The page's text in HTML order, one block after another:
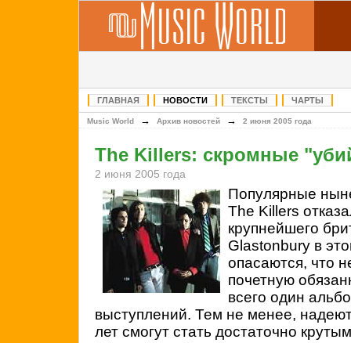
ГЛАВНАЯ НОВОСТИ ТЕКСТЫ ЧАРТЫ
Music World→ Архив новостей→ 2 июня 2005 года
The Killers: скромные
2 июня 2005 года
Популярные
The Killers
крупнейшего
Glastonbury в
опасаются, что
почетную
всего один
выступлений. Тем не менее,
лет смогут стать достаточно